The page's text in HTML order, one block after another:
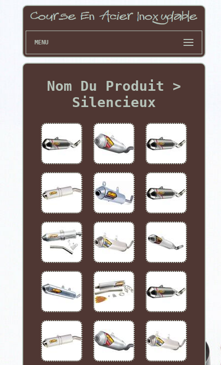
MENU
Nom Du Produit >
Silencieux